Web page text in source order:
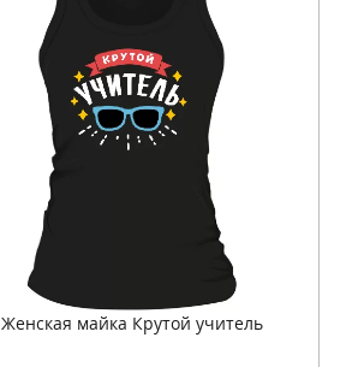
Женская майка Крутой учитель